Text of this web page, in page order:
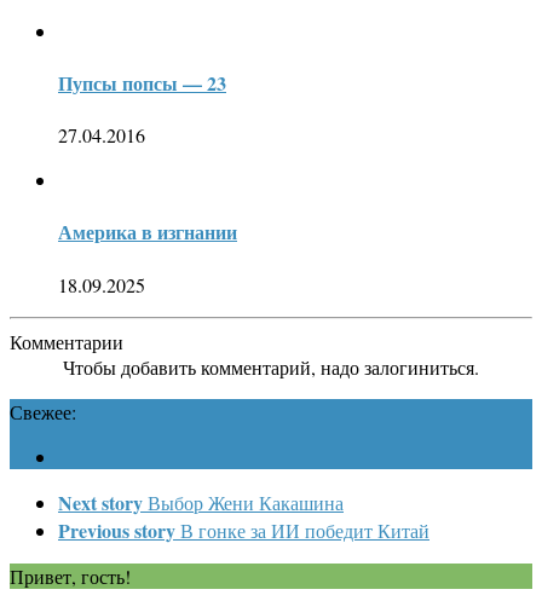
Пупсы попсы — 23
27.04.2016
Америка в изгнании
18.09.2025
Комментарии
Чтобы добавить комментарий, надо залогиниться.
Свежее:
Next storyВыбор Жени Какашина
Previous storyВ гонке за ИИ победит Китай
Привет, гость!